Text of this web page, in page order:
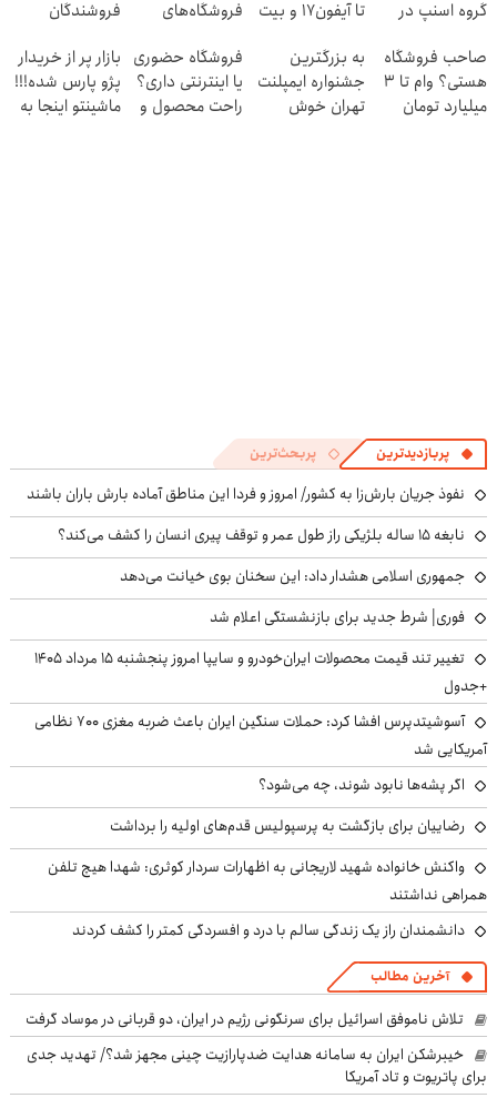
گروه اسنپ در
تا آیفون17 و بیت
فروشگاه‌های
فروشندگان
صاحب فروشگاه
هستی؟ وام تا ۳
میلیارد تومان
به بزرگترین
جشنواره ایمپلنت
تهران خوش
فروشگاه حضوری
یا اینترنتی داری؟
راحت محصول و
بازار پر از خریدار
پژو پارس شده!!!
ماشینتو اینجا به
پربازدیدترین پربحث‌ترین
نفوذ جریان بارش‌زا به کشور/ امروز و فردا این مناطق آماده بارش باران باشند
نابغه ۱۵ ساله بلژیکی راز طول عمر و توقف پیری انسان را کشف می‌کند؟
جمهوری اسلامی هشدار داد: این سخنان بوی خیانت می‌دهد
فوری| شرط جدید برای بازنشستگی اعلام شد
تغییر تند قیمت محصولات ایران‌خودرو و سایپا امروز پنجشنبه ۱۵ مرداد ۱۴۰۵
+جدول
آسوشیتدپرس افشا کرد: حملات سنگین ایران باعث ضربه مغزی ۷۰۰ نظامی
آمریکایی شد
اگر پشه‌ها نابود شوند، چه می‌شود؟
رضاییان برای بازگشت به پرسپولیس قدم‌های اولیه را برداشت
واکنش خانواده شهید لاریجانی به اظهارات سردار کوثری: شهدا هیچ تلفن
همراهی نداشتند
دانشمندان راز یک زندگی سالم با درد و افسردگی کمتر را کشف کردند
آخرین مطالب
تلاش ناموفق اسرائیل برای سرنگونی رژیم در ایران، دو قربانی در موساد گرفت
خیبرشکن ایران به سامانه هدایت ضدپارازیت چینی مجهز شد؟/ تهدید جدی
برای پاتریوت و تاد آمریکا